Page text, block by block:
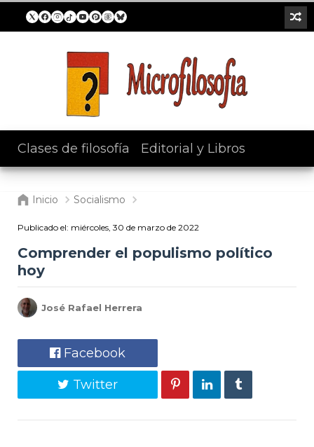
Clases de filosofía Editorial y Libros
Inicio Socialismo
Publicado el: miércoles, 30 de marzo de 2022
Comprender el populismo político
hoy
José Rafael Herrera
Facebook
Twitter